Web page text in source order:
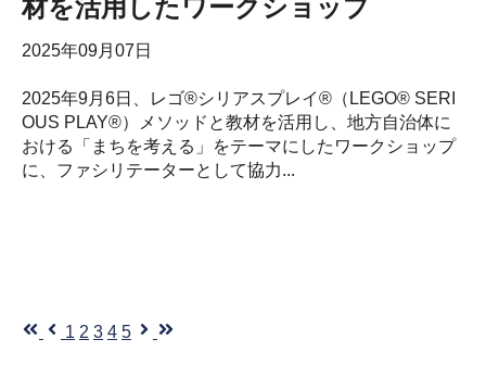
材を活用したワークショップ
2025年09月07日
2025年9月6日、レゴ®シリアスプレイ®（LEGO® SERI
OUS PLAY®）メソッドと教材を活用し、地方自治体に
おける「まちを考える」をテーマにしたワークショップ
に、ファシリテーターとして協力...
最初前へ
1 2 3 4 5 次へ最後